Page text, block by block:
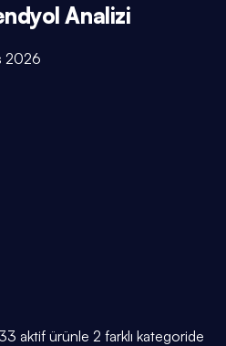
Analizi
2026
aktif ürünle 2 farklı kategoride